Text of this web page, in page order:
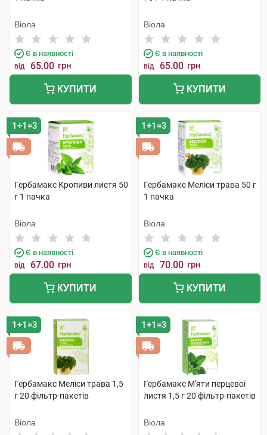
Віола
Є в наявності
від 65.00 грн
КУПИТИ
Віола
Є в наявності
від 65.00 грн
КУПИТИ
1+1=3
Гербамакс Кропиви листя 50
г 1 пачка
Віола
Є в наявності
від 67.00 грн
КУПИТИ
1+1=3
Гербамакс Меліси трава 50 г
1 пачка
Віола
Є в наявності
від 70.00 грн
КУПИТИ
1+1=3
Гербамакс Меліси трава 1,5
г 20 фільтр-пакетів
Віола
1+1=3
Гербамакс М'яти перцевої
листя 1,5 г 20 фільтр-пакетів
Віола